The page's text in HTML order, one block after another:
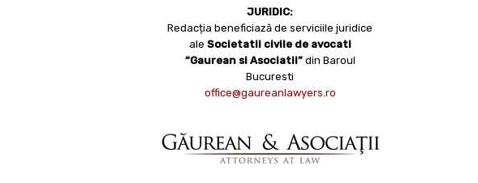
JURIDIC:
Redacția beneficiază de serviciile juridice
ale Societatii civile de avocati
“Gaurean si Asociatii” din Baroul
Bucuresti
office@gaureanlawyers.ro